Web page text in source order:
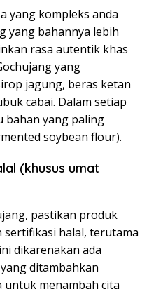
yang kompleks anda
yang bahannya lebih
rasa autentik khas
yang
jagung, beras ketan
cabai. Dalam setiap
bahan yang paling
soybean flour).
(khusus umat
pastikan produk
halal, terutama
dikarenakan ada
ditambahkan
menambah cita